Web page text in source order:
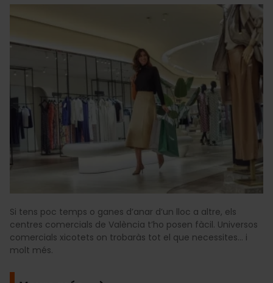
Si tens poc temps o ganes d’anar d’un lloc a altre, els
centres comercials de València t’ho posen fàcil. Universos
comercials xicotets on trobaràs tot el que necessites... i
molt més.